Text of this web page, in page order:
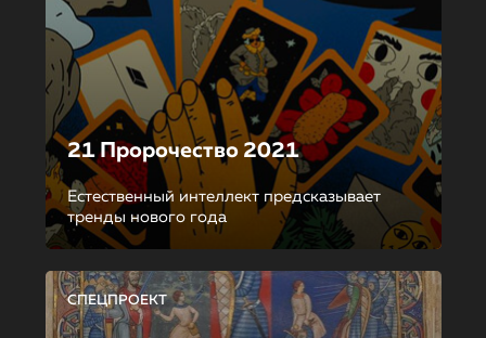
21 Пророчество 2021
Естественный интеллект предсказывает
тренды нового года
СПЕЦПРОЕКТ